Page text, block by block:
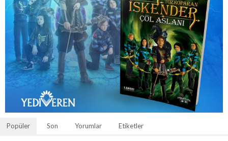
Popüler Son Yorumlar Etiketler